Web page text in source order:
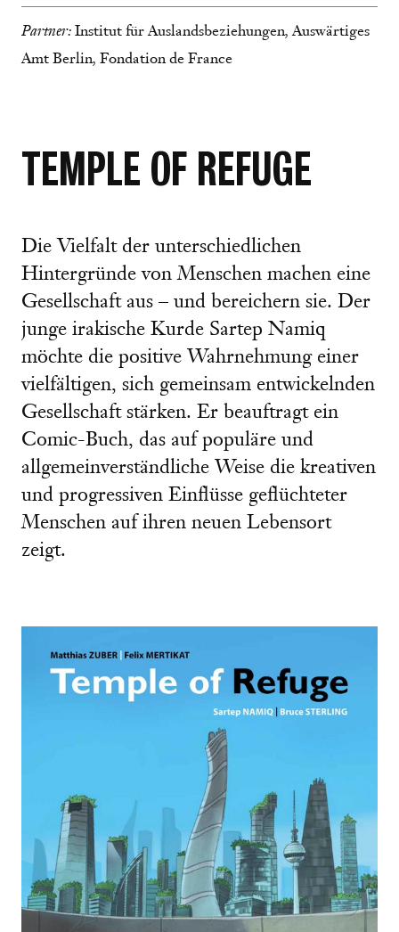
Partner: Institut für Auslandsbeziehungen, Auswärtiges
Amt Berlin, Fondation de France
TEMPLE OF REFUGE
Die Vielfalt der unterschiedlichen
Hintergründe von Menschen machen eine
Gesellschaft aus – und bereichern sie. Der
junge irakische Kurde Sartep Namiq
möchte die positive Wahrnehmung einer
vielfältigen, sich gemeinsam entwickelnden
Gesellschaft stärken. Er beauftragt ein
Comic-Buch, das auf populäre und
allgemeinverständliche Weise die kreativen
und progressiven Einflüsse geflüchteter
Menschen auf ihren neuen Lebensort
zeigt.